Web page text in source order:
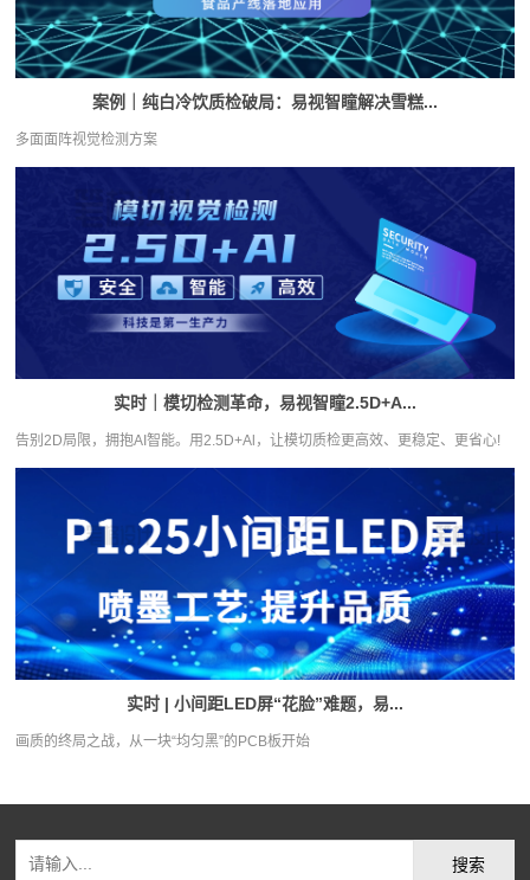
案例｜纯白冷饮质检破局：易视智瞳解决雪糕...
多面面阵视觉检测方案
实时｜模切检测革命，易视智瞳2.5D+A...
告别2D局限，拥抱AI智能。用2.5D+Al，让模切质检更高效、更稳定、更省心!
实时 | 小间距LED屏“花脸”难题，易...
画质的终局之战，从一块“均匀黑”的PCB板开始